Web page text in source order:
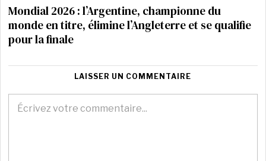
Mondial 2026 : l’Argentine, championne du
monde en titre, élimine l’Angleterre et se qualifie
pour la finale
LAISSER UN COMMENTAIRE